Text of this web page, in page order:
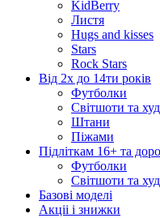
KidBerry
Листя
Hugs and kisses
Stars
Rock Stars
Від 2х до 14ти років
Футболки
Світшоти та
Штани
Піжами
Підліткам 16+ та
Футболки
Світшоти та
Базові моделі
Акціі і знижки